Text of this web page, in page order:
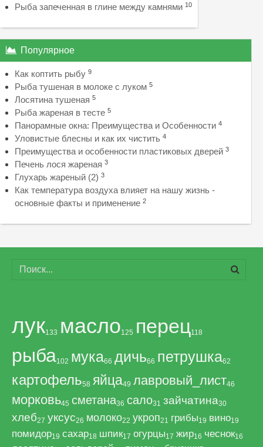
Рыба запеченная в глине между камнями 10
Популярное
Как коптить рыбу 9
Рыба тушеная в молоке с луком 5
Лосятина тушеная 5
Рыба жареная в тесте 5
Панорамные окна: Преимущества и Особенности 4
Уловистые блесны и как их чистить 4
Преимущества и особенности пластиковых дверей 3
Печень лося жареная 3
Глухарь жареный (2) 3
Как температура воздуха влияет на нашу жизнь -
основные факты и применение 2
лук133 масло125 перец118
рыба102 мука66 дичь66 петрушка62
картофель58 яйца49 лавровый_лист46
морковь45 сметана36 сало31 зайчатина30
хлеб27 уксус26 молоко22 укроп21 грибы19 вино19
помидор19 сахар18 шпик17 огурцы17 жир16 чеснок16